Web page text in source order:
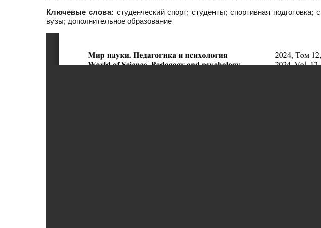
Ключевые слова: студенческий спорт; студенты; спортивная подготовка;
вузы; дополнительное образование